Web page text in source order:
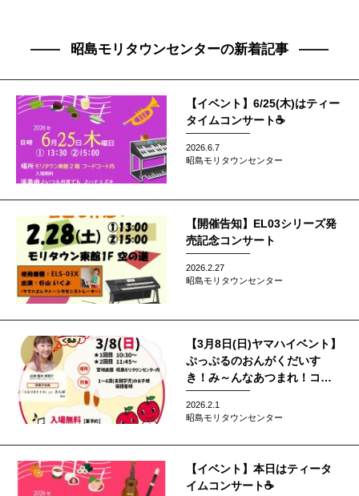
昭島モリタウンセンターの新着記事
【イベント】6/25(木)はティー
タイムコンサート☕
2026.6.7
昭島モリタウンセンター
【開催告知】EL03シリーズ発
売記念コンサート
2026.2.27
昭島モリタウンセンター
【3月8日(日)ヤマハイベント】
ぷっぷるのおんがくだいす
き！み～んなあつまれ！コン
サート開催します！
2026.2.1
昭島モリタウンセンター
【イベント】本日はティータ
イムコンサート☕